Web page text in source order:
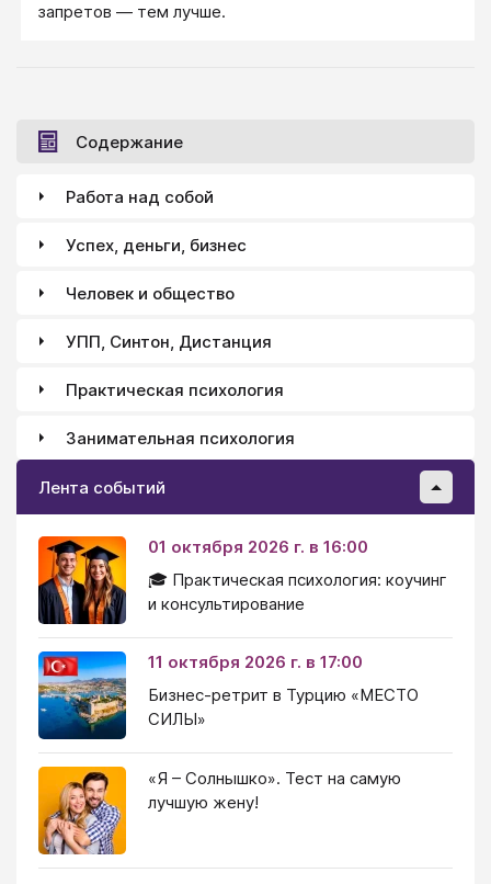
запретов — тем лучше.
Содержание
Работа над собой
Успех, деньги, бизнес
Человек и общество
УПП, Синтон, Дистанция
Практическая психология
Занимательная психология
Лента событий
01 октября 2026 г. в 16:00
🎓 Практическая психология: коучинг
и консультирование
11 октября 2026 г. в 17:00
Бизнес-ретрит в Турцию «МЕСТО
СИЛЫ»
«Я – Солнышко». Тест на самую
лучшую жену!